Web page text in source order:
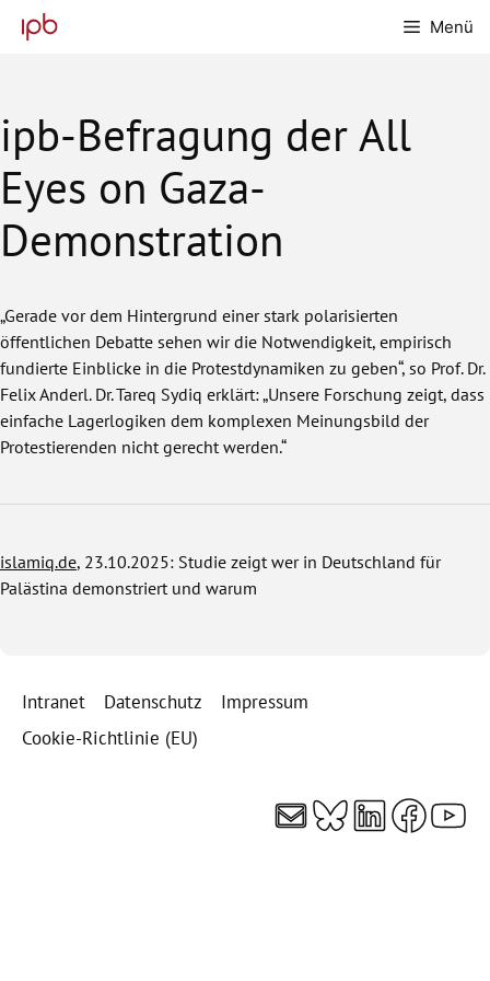
Inhalt
Menü
ipb-Befragung der All
Eyes on Gaza-
Demonstration
„Gerade vor dem Hintergrund einer stark polarisierten
öffentlichen Debatte sehen wir die Notwendigkeit, empirisch
fundierte Einblicke in die Protestdynamiken zu geben“, so Prof. Dr.
Felix Anderl. Dr. Tareq Sydiq erklärt: „Unsere Forschung zeigt, dass
einfache Lagerlogiken dem komplexen Meinungsbild der
Protestierenden nicht gerecht werden.“
islamiq.de, 23.10.2025: Studie zeigt wer in Deutschland für
Palästina demonstriert und warum
Intranet Datenschutz
Impressum
Cookie-Richtlinie (EU)
E-MailBluesky